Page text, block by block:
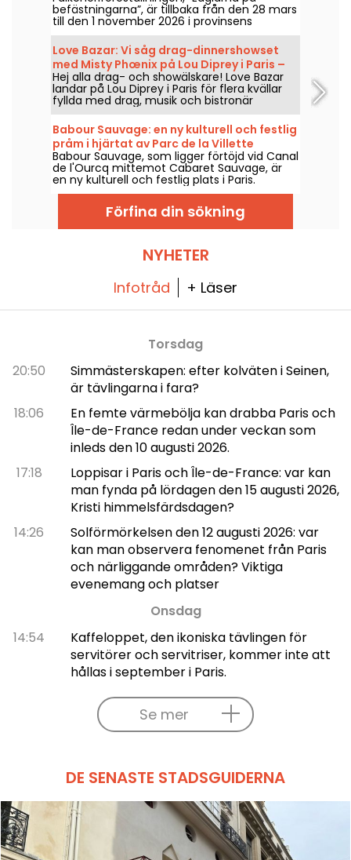
befästningarna”, är tillbaka från den 28 mars
till den 1 november 2026 i provinsens
stadsmurar. Upplev häpnadsväckande
rovfåglar i full harmoni med hästarna.
Love Bazar: Vi såg drag-dinnershowset
med Misty Phœnix på Lou Diprey i Paris –
våra intryck
Hej alla drag- och showälskare! Love Bazar
landar på Lou Diprey i Paris för flera kvällar
fyllda med drag, musik och bistronär
middag. Under showen codejar Misty
Phœnix, Azémylia och Jenny From The
Blocnote, den 22, 23, 28 och 29 januari, samt
den 20, 21, 25 och 26 februari — och från och
med mars 2026 varje torsdag och fredag
kväll. En helt ny typ av show i ett intuitivt,
scenlöst format som syftar till att skapa en
nära kontakt mellan artister och publik. Vi
var där och kan berätta allt!
Babour Sauvage: en ny kulturell och festlig
pråm i hjärtat av Parc de la Villette
Babour Sauvage, som ligger förtöjd vid Canal
de l'Ourcq mittemot Cabaret Sauvage, är
en ny kulturell och festlig plats i Paris.
Konserter, DJ-set, kabaréer och komedi
möts i en intim och eklektisk miljö.
Förfina din sökning
NYHETER
Infotråd + Läser
Torsdag
20:50
Simmästerskapen: efter kolväten i Seinen,
är tävlingarna i fara?
18:06
En femte värmebölja kan drabba Paris och
Île-de-France redan under veckan som
inleds den 10 augusti 2026.
17:18
Loppisar i Paris och Île-de-France: var kan
man fynda på lördagen den 15 augusti 2026,
Kristi himmelsfärdsdagen?
14:26
Solförmörkelsen den 12 augusti 2026: var
kan man observera fenomenet från Paris
och närliggande områden? Viktiga
evenemang och platser
Onsdag
14:54
Kaffeloppet, den ikoniska tävlingen för
servitörer och servitriser, kommer inte att
hållas i september i Paris.
Se mer
DE SENASTE STADSGUIDERNA